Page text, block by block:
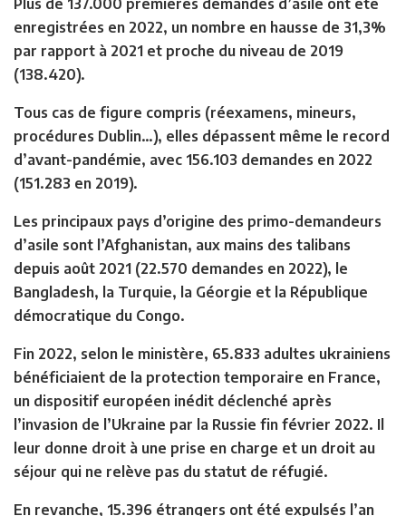
enregistrées en 2022, un nombre en hausse de 31,3%
par rapport à 2021 et proche du niveau de 2019
(138.420).
Tous cas de figure compris (réexamens, mineurs,
procédures Dublin…), elles dépassent même le record
d’avant-pandémie, avec 156.103 demandes en 2022
(151.283 en 2019).
Les principaux pays d’origine des primo-demandeurs
d’asile sont l’Afghanistan, aux mains des talibans
depuis août 2021 (22.570 demandes en 2022), le
Bangladesh, la Turquie, la Géorgie et la République
démocratique du Congo.
Fin 2022, selon le ministère, 65.833 adultes ukrainiens
bénéficiaient de la protection temporaire en France,
un dispositif européen inédit déclenché après
l’invasion de l’Ukraine par la Russie fin février 2022. Il
leur donne droit à une prise en charge et un droit au
séjour qui ne relève pas du statut de réfugié.
En revanche, 15.396 étrangers ont été expulsés l’an